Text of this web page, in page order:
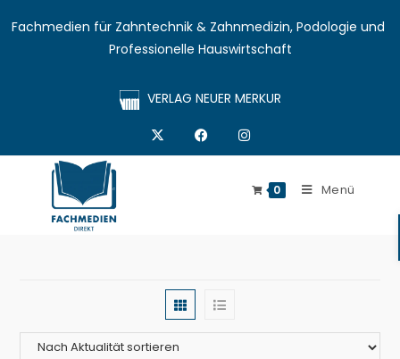
Fachmedien für Zahntechnik & Zahnmedizin, Podologie und
Professionelle Hauswirtschaft
VERLAG NEUER MERKUR
0 Menü